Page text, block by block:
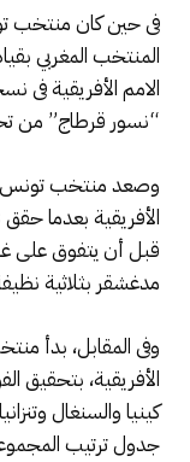
فى حين كان منتخب
المنتخب المغربي
“نسور قرطاج” من
قبل أن يتفوق على
مدغشقر بثلاثية
وفى المقابل، بدأ
الأفريقية، بتحقيق
جدول ترتيب المجموعة